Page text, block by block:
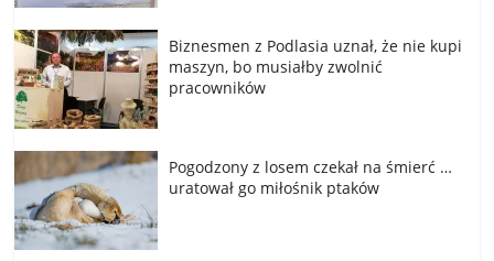
Biznesmen z Podlasia uznał, że nie kupi
maszyn, bo musiałby zwolnić
pracowników
Pogodzony z losem czekał na śmierć …
uratował go miłośnik ptaków